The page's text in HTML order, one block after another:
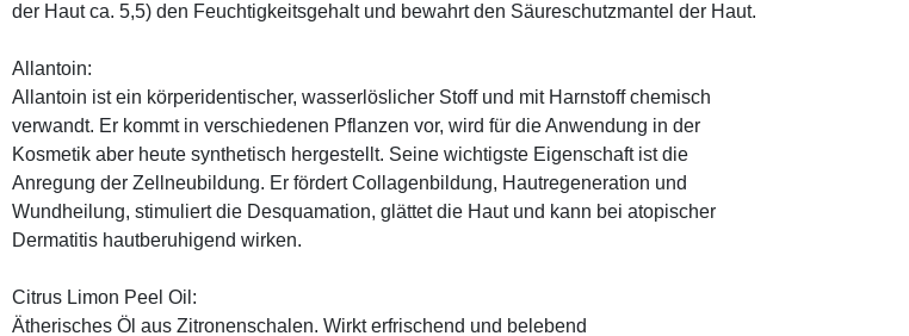
der Haut ca. 5,5) den Feuchtigkeitsgehalt und bewahrt den Säureschutzmantel der Haut.
Allantoin:
Allantoin ist ein körperidentischer, wasserlöslicher Stoff und mit Harnstoff chemisch
verwandt. Er kommt in verschiedenen Pflanzen vor, wird für die Anwendung in der
Kosmetik aber heute synthetisch hergestellt. Seine wichtigste Eigenschaft ist die
Anregung der Zellneubildung. Er fördert Collagenbildung, Hautregeneration und
Wundheilung, stimuliert die Desquamation, glättet die Haut und kann bei atopischer
Dermatitis hautberuhigend wirken.
Citrus Limon Peel Oil:
Ätherisches Öl aus Zitronenschalen. Wirkt erfrischend und belebend